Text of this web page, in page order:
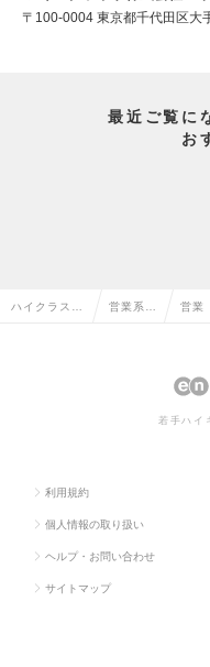
〒100-0004 東京都千代田区大
最近ご覧に
お
ハイクラス求 営業系の 営業
若手ハイ
利用規約
個人情報の取り扱い
ヘルプ・お問い合わせ
サイトマップ